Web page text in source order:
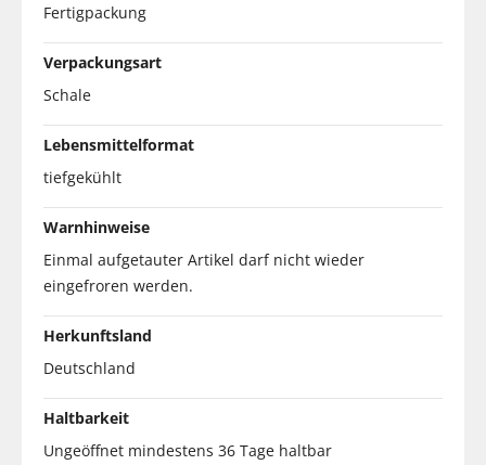
Fertigpackung
Verpackungsart
Schale
Lebensmittelformat
tiefgekühlt
Warnhinweise
Einmal aufgetauter Artikel darf nicht wieder
eingefroren werden.
Herkunftsland
Deutschland
Haltbarkeit
Ungeöffnet mindestens 36 Tage haltbar